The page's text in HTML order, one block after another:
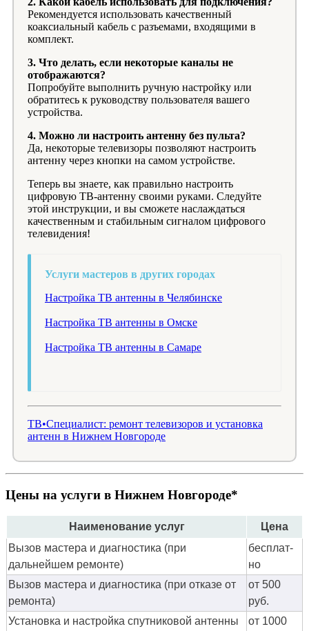
Рекомендуется использовать качественный
коаксиальный кабель с разъемами, входящими в
комплект.
3. Что делать, если некоторые каналы не
отображаются?
Попробуйте выполнить ручную настройку или
обратитесь к руководству пользователя вашего
устройства.
4. Можно ли настроить антенну без пульта?
Да, некоторые телевизоры позволяют настроить
антенну через кнопки на самом устройстве.
Теперь вы знаете, как правильно настроить
цифровую ТВ-антенну своими руками. Следуйте
этой инструкции, и вы сможете наслаждаться
качественным и стабильным сигналом цифрового
телевидения!
Услуги мастеров в других городах
Настройка ТВ антенны в Челябинске
Настройка ТВ антенны в Омске
Настройка ТВ антенны в Самаре
ТВ•Специалист: ремонт телевизоров и установка
антенн в Нижнем Новгороде
Цены на услуги в Нижнем Новгороде*
Наименование услуг
Цена
Вызов мастера и диагностика (при
дальнейшем ремонте)
бес­плат­
но
Вызов мастера и диагностика (при отказе от
ремонта)
от 500
руб.
Установка и настройка спутниковой антенны
от 1000